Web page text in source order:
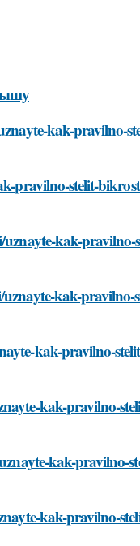
kak-pravilno-
pravilno-stelit-
kak-
kak-
kak-pravilno-
kak-pravilno-
kak-pravilno-
kak-pravilno-